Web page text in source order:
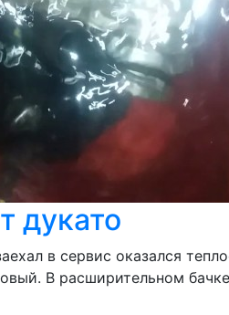
дукато
в сервис оказался
В расширительном